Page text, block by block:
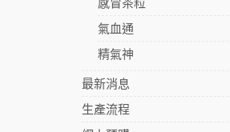
氣血通
精氣神
最新消息
生產流程